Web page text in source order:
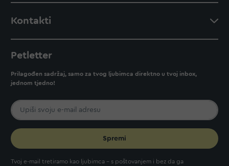
Kontakti
Petletter
Prilagođen sadržaj, samo za tvog ljubimca direktno u tvoj inbox,
jednom tjedno!
Spremi
Tvoj e-mail tretiramo kao ljubimca - s poštovanjem i bez da ga